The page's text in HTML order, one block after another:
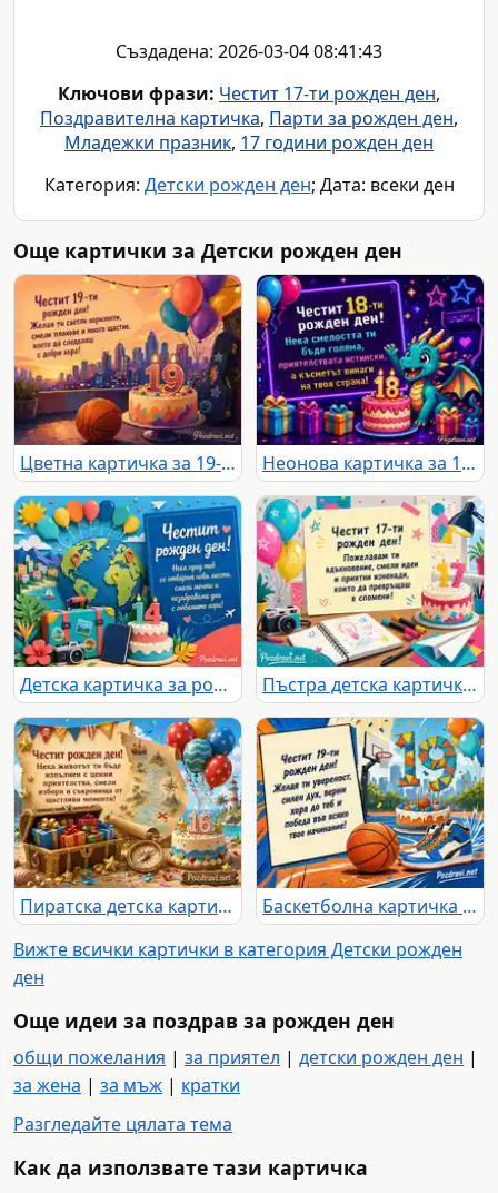
Създадена: 2026-03-04 08:41:43
Ключови фрази: Честит 17-ти рожден ден,
Поздравителна картичка, Парти за рожден ден,
Младежки празник, 17 години рожден ден
Категория: Детски рожден ден; Дата: всеки ден
Още картички за Детски рожден ден
Цветна картичка за 19-ти рожден ден с торта, балони и градски залез Неонова картичка за 18-ти рожден ден с пикселизиран дракон
Детска картичка за рожден ден с глобус, балони, куфар и торта 14 Пъстра детска картичка за 17-ти рожден ден с торта, балони и творчески мотиви
Пиратска детска картичка за 16-и рожден ден със съкровища и балони
Баскетболна картичка за 19-ти рожден ден с торта и кецове
Вижте всички картички в категория Детски рожден
ден
Още идеи за поздрав за рожден ден
общи пожелания | за приятел | детски рожден ден |
за жена | за мъж | кратки
Разгледайте цялата тема
Как да използвате тази картичка